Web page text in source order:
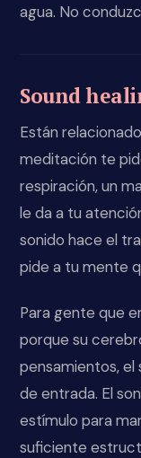
agua. No
Sound
Están
meditación te
respiración, un
le da a tu
sonido hace el
pide a tu mente
Para gente que
porque su
pensamientos, el
de entrada. El
estímulo para
suficiente